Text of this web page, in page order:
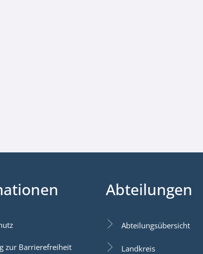
zur Barrierefreiheit
Abteilungen
Abteilungsübersicht
Landkreis